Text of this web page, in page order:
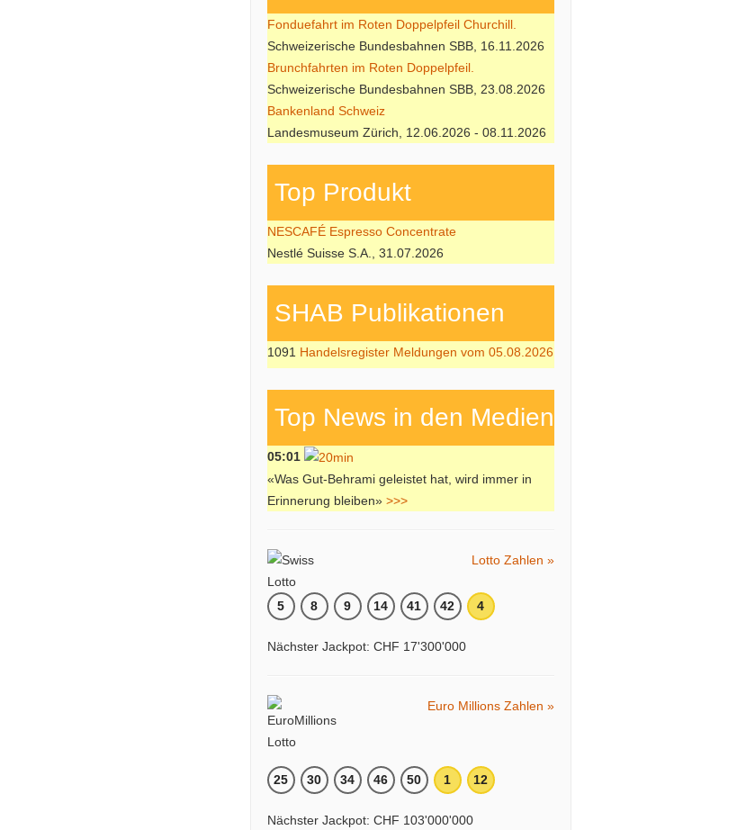
Fonduefahrt im Roten Doppelpfeil Churchill.
Schweizerische Bundesbahnen SBB, 16.11.2026
Brunchfahrten im Roten Doppelpfeil.
Schweizerische Bundesbahnen SBB, 23.08.2026
Bankenland Schweiz
Landesmuseum Zürich, 12.06.2026 - 08.11.2026
Top Produkt
NESCAFÉ Espresso Concentrate
Nestlé Suisse S.A., 31.07.2026
SHAB Publi­kati­onen
1091 Handelsregister Meldungen vom 05.08.2026
Top News in den Medien
05:01
«Was Gut-Behrami geleistet hat, wird immer in
Erinnerung bleiben» >>>
Lotto Zahlen »
5 8 9 14 41 42 4
Nächster Jackpot: CHF 17'300'000
Euro Millions Zahlen »
25 30 34 46 50 1 12
Nächster Jackpot: CHF 103'000'000